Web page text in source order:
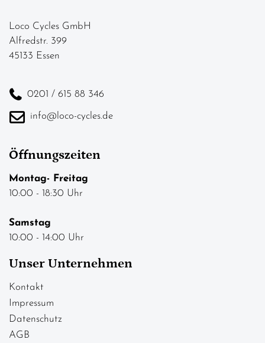
Loco Cycles GmbH
Alfredstr. 399
45133 Essen
0201 / 615 88 346
info@loco-cycles.de
Öffnungszeiten
Montag- Freitag
10:00 - 18:30 Uhr
Samstag
10:00 - 14:00 Uhr
Unser Unternehmen
Kontakt
Impressum
Datenschutz
AGB